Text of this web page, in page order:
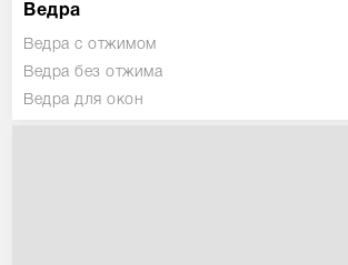
Ведра
Ведра с отжимом
Ведра без отжима
Ведра для окон